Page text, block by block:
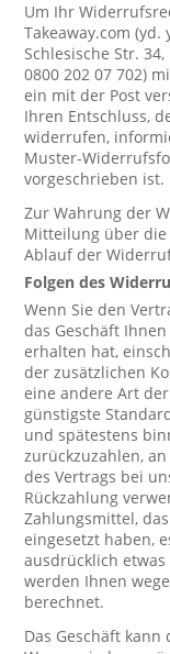
Um Ihr
Takeaway.com
Schlesische Str.
0800 202 07 702)
ein mit der Post
Ihren Entschluss,
widerrufen,
Muster-
vorgeschrieben ist.
Zur Wahrung der
Mitteilung über
Ablauf der
Folgen des
Wenn Sie den
das Geschäft
erhalten hat,
der zusätzlichen
eine andere Art
günstigste
und spätestens
zurückzuzahlen,
des Vertrags bei
Rückzahlung
Zahlungsmittel,
eingesetzt haben,
ausdrücklich
werden Ihnen
berechnet.
Das Geschäft